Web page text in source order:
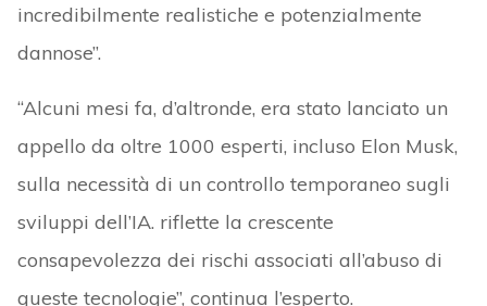
incredibilmente realistiche e potenzialmente
dannose”.
“Alcuni mesi fa, d’altronde, era stato lanciato un
appello da oltre 1000 esperti, incluso Elon Musk,
sulla necessità di un controllo temporaneo sugli
sviluppi dell’IA. riflette la crescente
consapevolezza dei rischi associati all’abuso di
queste tecnologie”, continua l’esperto.